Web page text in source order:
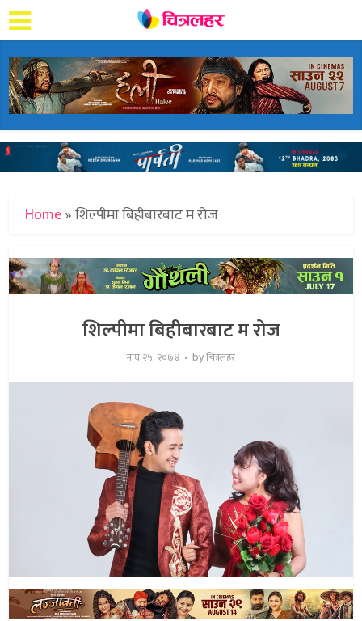
Home»शिल्पीमा बिहीबारबाट म रोज
शिल्पीमा बिहीबारबाट म रोज
माघ २५, २०७४ byचित्रलहर